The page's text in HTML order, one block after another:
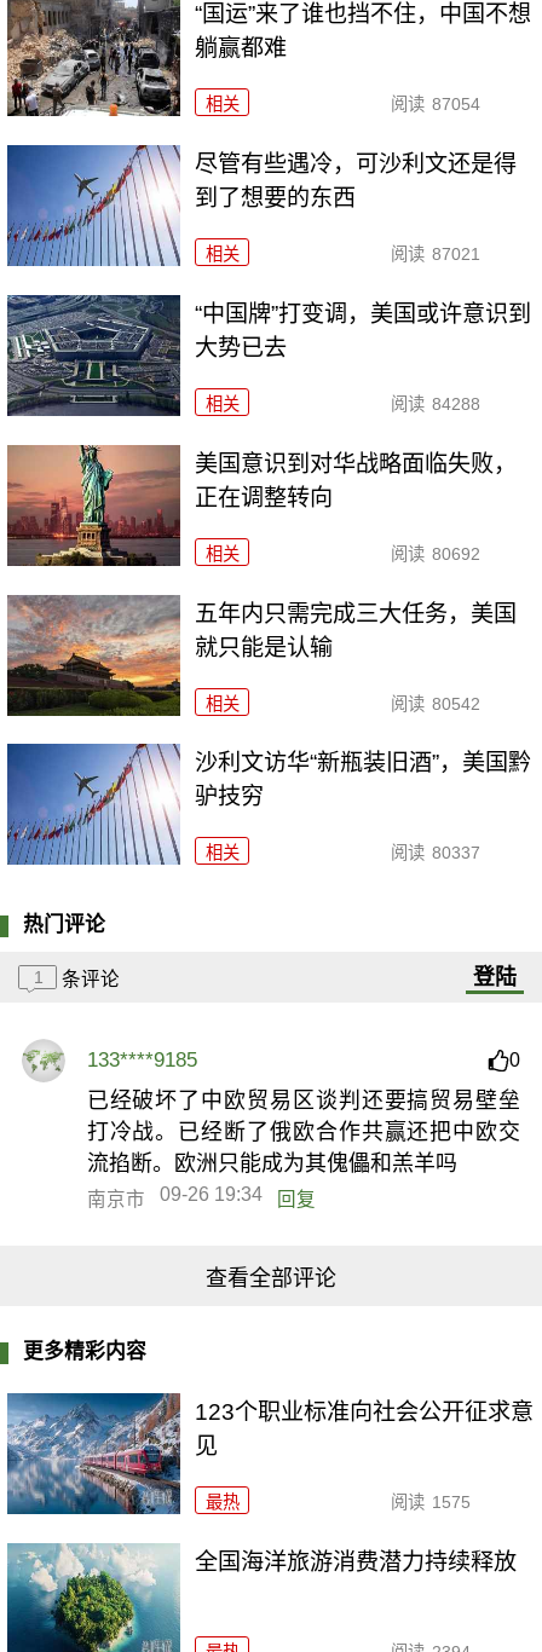
“国运”来了谁也挡不住，中国不想
躺赢都难
相关 阅读 87054
尽管有些遇冷，可沙利文还是得
到了想要的东西
相关 阅读 87021
“中国牌”打变调，美国或许意识到
大势已去
相关 阅读 84288
美国意识到对华战略面临失败，
正在调整转向
相关 阅读 80692
五年内只需完成三大任务，美国
就只能是认输
相关 阅读 80542
沙利文访华“新瓶装旧酒”，美国黔
驴技穷
相关 阅读 80337
热门评论
1 条评论 登陆
133****9185 0
已经破坏了中欧贸易区谈判还要搞贸易壁垒
打冷战。已经断了俄欧合作共赢还把中欧交
流掐断。欧洲只能成为其傀儡和羔羊吗
南京市 09-26 19:34 回复
查看全部评论
更多精彩内容
123个职业标准向社会公开征求意
见
最热 阅读 1575
全国海洋旅游消费潜力持续释放